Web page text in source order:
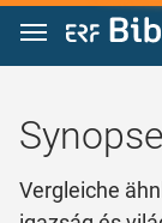
Zum Inhalt
Vergleiche